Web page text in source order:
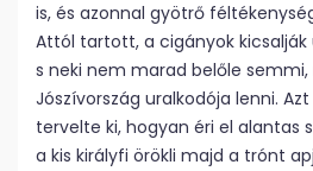
is, és azonnal gyötrő
Attól tartott, a cigányok
s neki nem marad belőle
Jószívország uralkodója lenni.
tervelte ki, hogyan éri el alantas
a kis királyfi örökli majd a trónt